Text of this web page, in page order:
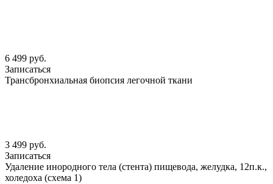
6 499 руб.
Записаться
Трансбронхиальная биопсия легочной ткани
3 499 руб.
Записаться
Удаление инородного тела (стента) пищевода, желудка, 12п.к.,
холедоха (схема 1)